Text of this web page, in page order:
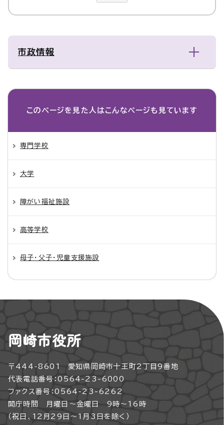
市政情報
このページを見た人は こんなページも見ています
専門学校
大学
障がい福祉施設
高等学校
母子・父子・児童支援施設
岡崎市役所
〒444-8601 愛知県岡崎市十王町2丁目9番地
代表電話番号：0564-23-6000
ファクス番号：0564-23-6262
開庁時間 月曜日～金曜日 9時～16時
（祝日、12月29日～1月3日を除く）